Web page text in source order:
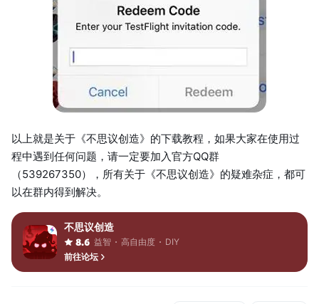
以上就是关于《不思议创造》的下载教程，如果大家在使用过
程中遇到任何问题，请一定要加入官方QQ群
（539267350），所有关于《不思议创造》的疑难杂症，都可
以在群内得到解决。
不思议创造
8.6 益智 高自由度
DIY
前往论坛